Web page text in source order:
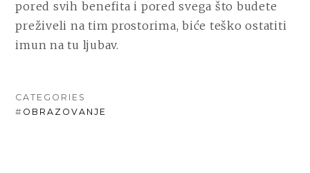
pored svih benefita i pored svega što budete
preživeli na tim prostorima, biće teško ostatiti
imun na tu ljubav.
CATEGORIES
# OBRAZOVANJE